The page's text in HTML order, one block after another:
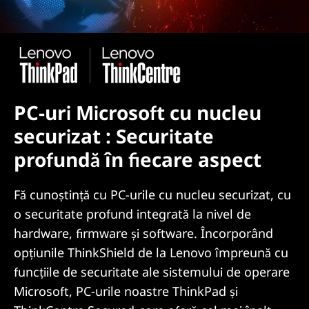
PC-uri Microsoft cu nucleu
securizat : Securitate
profundă în fiecare aspect
Fă cunoștință cu PC-urile cu nucleu securizat, cu
o securitate profund integrată la nivel de
hardware, firmware și software. Încorporând
opțiunile ThinkShield de la Lenovo împreună cu
funcțiile de securitate ale sistemului de operare
Microsoft, PC-urile noastre ThinkPad și